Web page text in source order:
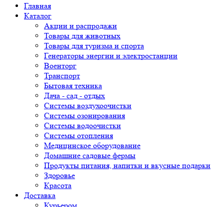
Главная
Каталог
Акции и распродажи
Товары для животных
Товары для туризма и спорта
Генераторы энергии и электростанции
Военторг
Транспорт
Бытовая техника
Дача - сад - отдых
Системы воздухоочистки
Системы озонирования
Системы водоочистки
Системы отопления
Медицинское оборудование
Домашние садовые фермы
Продукты питания, напитки и вкусные подарки
Здоровье
Красота
Доставка